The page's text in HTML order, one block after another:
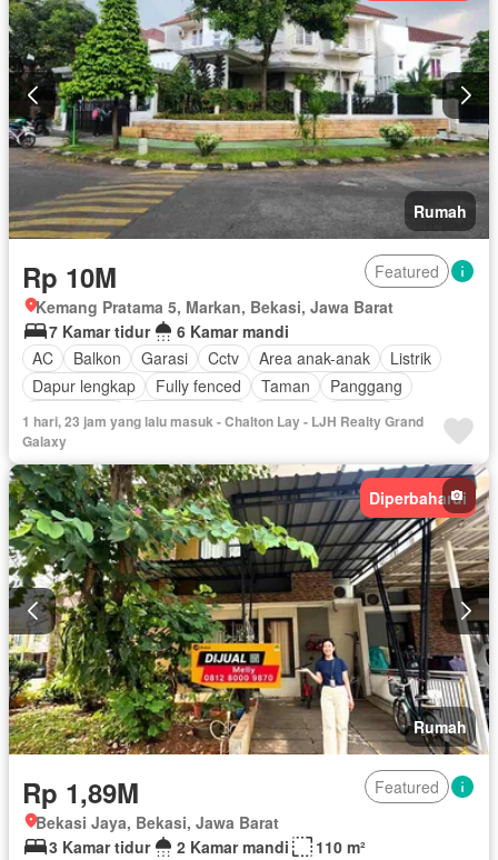
Rumah
Rp 10M
Featured
Kemang Pratama 5, Markan, Bekasi, Jawa Barat
7 Kamar tidur
6 Kamar mandi
AC
Balkon Garasi Cctv Area anak-anak
Listrik
Dapur lengkap
Fully fenced Taman
Panggang
Rumah jaga
Dapur terpadu Internet
Jacuzzi
Ruang kantor
Keamanan 24 jam
Kabel video Wifi
Halaman
Sebagian perabotan
1 hari, 23 jam yang lalu masuk - Chalton Lay - LJH Realty Grand
Galaxy
Diperbaharui
Rumah
Rp 1,89M
Featured
Bekasi Jaya, Bekasi, Jawa Barat
3 Kamar tidur
2 Kamar mandi
110 m²